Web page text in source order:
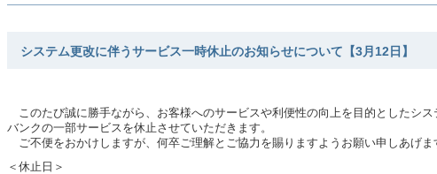
システム更改に伴うサービス一時休止のお知らせについて【3月12日】
このたび誠に勝手ながら、お客様へのサービスや利便性の向上を目的としたシ
バンクの一部サービスを休止させていただきます。
ご不便をおかけしますが、何卒ご理解とご協力を賜りますようお願い申しあげま
＜休止日＞